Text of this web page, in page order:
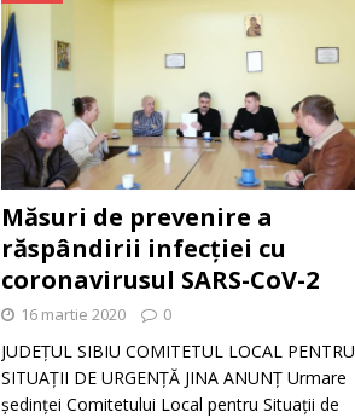
Măsuri de prevenire a
răspândirii infecției cu
coronavirusul SARS-CoV-2
16 martie 2020 0
JUDEŢUL SIBIU COMITETUL LOCAL PENTRU
SITUAŢII DE URGENŢĂ JINA ANUNȚ Urmare
ședinței Comitetului Local pentru Situații de